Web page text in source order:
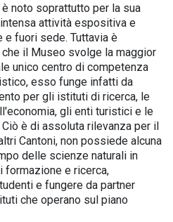
noto soprattutto per la sua
attività espositiva e
fuori sede. Tuttavia è
il Museo svolge la maggior
unico centro di competenza
esso funge infatti da
per gli istituti di ricerca, le
gli enti turistici e le
è di assoluta rilevanza per il
Cantoni, non possiede alcuna
delle scienze naturali in
formazione e ricerca,
e fungere da partner
che operano sul piano